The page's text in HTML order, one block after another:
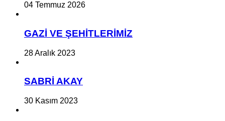
04 Temmuz 2026
GAZİ VE ŞEHİTLERİMİZ
28 Aralık 2023
SABRİ AKAY
30 Kasım 2023